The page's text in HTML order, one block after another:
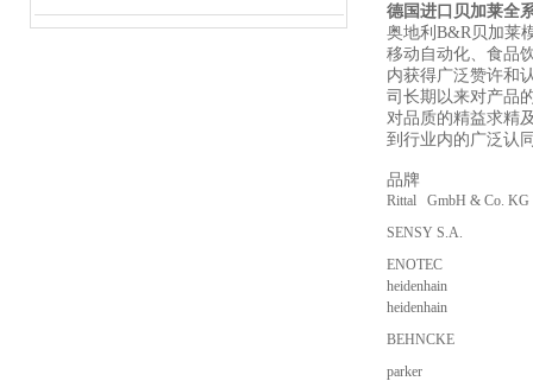
德国进口贝加莱全
奥地利B&R贝加莱
移动自动化、食品
内获得广泛赞许和
司长期以来对产品
对品质的精益求精
到行业内的广泛认
品牌
Rittal GmbH & Co. KG
SENSY S.A.
ENOTEC
heidenhain
heidenhain
BEHNCKE
parker